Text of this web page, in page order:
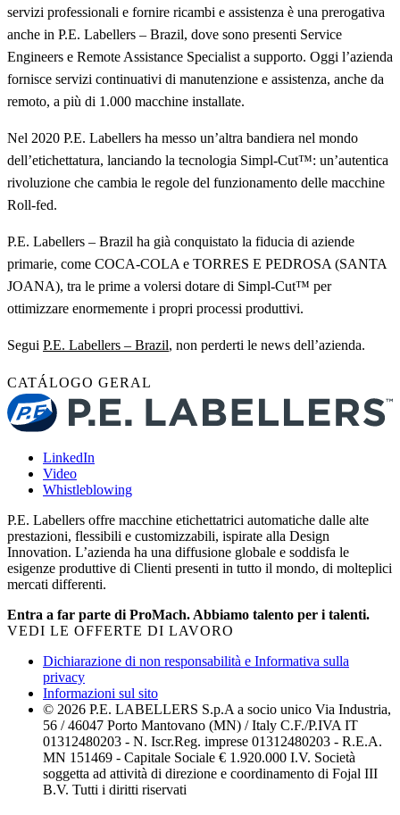
servizi professionali e fornire ricambi e assistenza è una prerogativa
anche in P.E. Labellers – Brazil, dove sono presenti Service
Engineers e Remote Assistance Specialist a supporto. Oggi l’azienda
fornisce servizi continuativi di manutenzione e assistenza, anche da
remoto, a più di 1.000 macchine installate.
Nel 2020 P.E. Labellers ha messo un’altra bandiera nel mondo
dell’etichettatura, lanciando la tecnologia Simpl-Cut™: un’autentica
rivoluzione che cambia le regole del funzionamento delle macchine
Roll-fed.
P.E. Labellers – Brazil ha già conquistato la fiducia di aziende
primarie, come COCA-COLA e TORRES E PEDROSA (SANTA
JOANA), tra le prime a volersi dotare di Simpl-Cut™ per
ottimizzare enormemente i propri processi produttivi.
Segui P.E. Labellers – Brazil, non perderti le news dell’azienda.
CATÁLOGO GERAL
LinkedIn
Video
Whistleblowing
P.E. Labellers offre macchine etichettatrici automatiche dalle alte
prestazioni, flessibili e customizzabili, ispirate alla Design
Innovation. L’azienda ha una diffusione globale e soddisfa le
esigenze produttive di Clienti presenti in tutto il mondo, di molteplici
mercati differenti.
Entra a far parte di ProMach. Abbiamo talento per i talenti.
VEDI LE OFFERTE DI LAVORO
Dichiarazione di non responsabilità e Informativa sulla
privacy
Informazioni sul sito
© 2026 P.E. LABELLERS S.p.A a socio unico Via Industria,
56 / 46047 Porto Mantovano (MN) / Italy C.F./P.IVA IT
01312480203 - N. Iscr.Reg. imprese 01312480203 - R.E.A.
MN 151469 - Capitale Sociale € 1.920.000 I.V. Società
soggetta ad attività di direzione e coordinamento di Fojal III
B.V. Tutti i diritti riservati